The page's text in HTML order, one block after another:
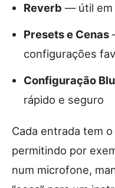
Reverb — útil em
Presets e Cenas
configurações
Configuração
rápido e seguro
Cada entrada tem
permitindo por
num microfone,